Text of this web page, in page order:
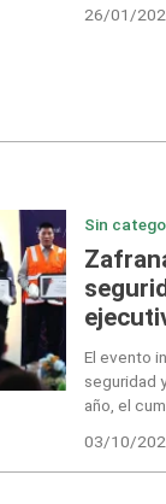
26/01/
Sin
El evento
seguridad
año, el
03/10/